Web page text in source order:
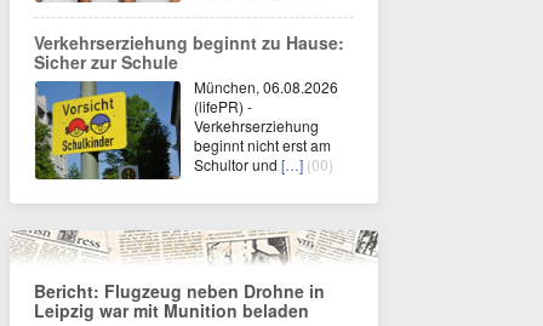
Verkehrserziehung beginnt zu Hause:
Sicher zur Schule
München, 06.08.2026
(lifePR) -
Verkehrserziehung
beginnt nicht erst am
Schultor und […] (00)
Bericht: Flugzeug neben Drohne in
Leipzig war mit Munition beladen